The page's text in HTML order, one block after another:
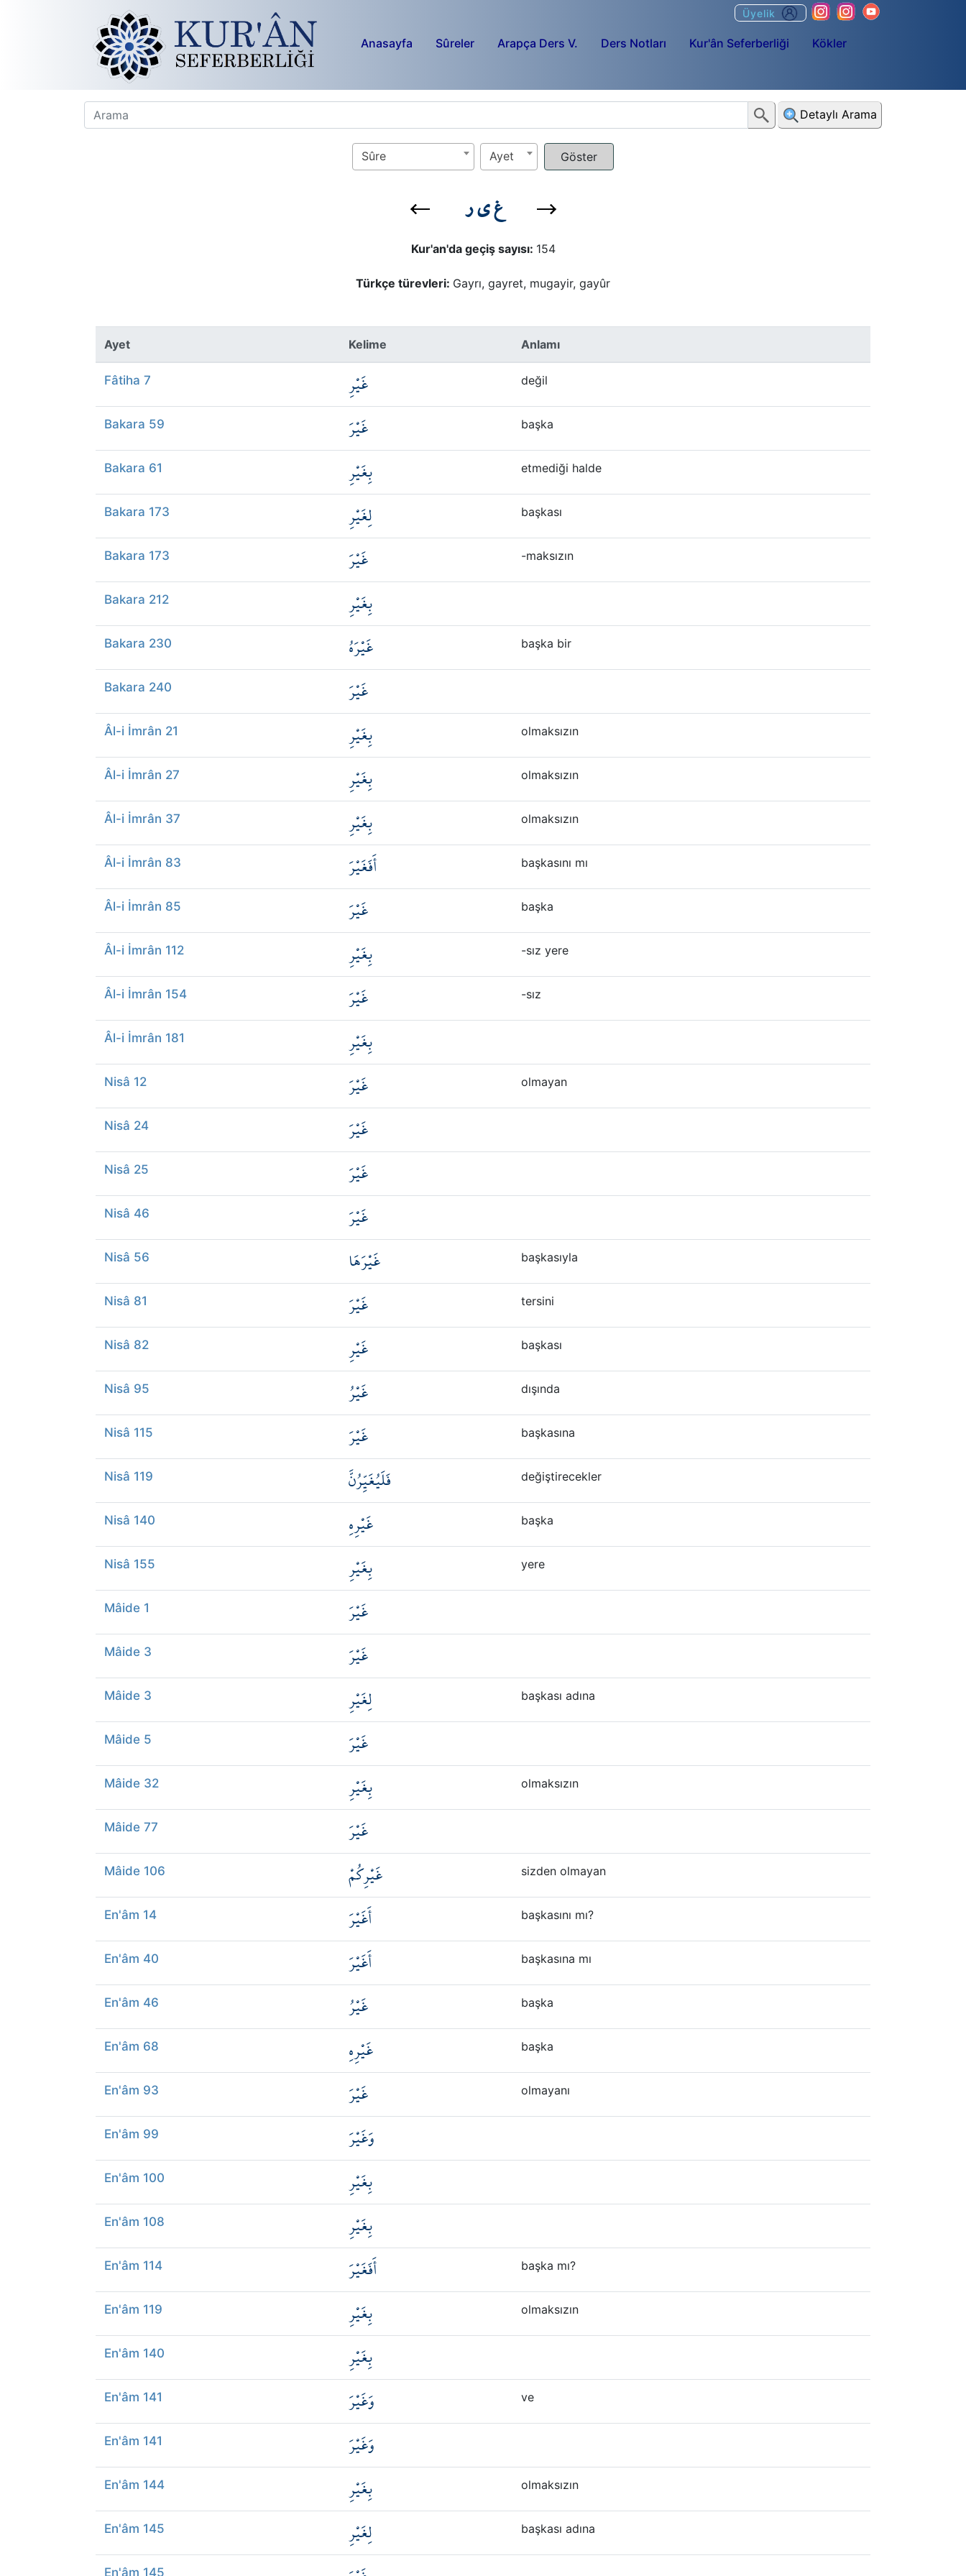
Anasayfa Sûreler Arapça Ders V. Ders Notları Kur'ân Seferberliği Kökler
Üyelik
Detaylı Arama
Sûre Ayet
غ ي ر
Kur'an'da geçiş sayısı: 154
Türkçe türevleri: Gayrı, gayret, mugayir, gayûr
Ayet Kelime Anlamı
Fâtiha 7 غَيْرِ değil
Bakara 59 غَيْرَ başka
Bakara 61 بِغَيْرِ etmediği halde
Bakara 173 لِغَيْرِ başkası
Bakara 173 غَيْرَ -maksızın
Bakara 212 بِغَيْرِ
Bakara 230 غَيْرَهُ başka bir
Bakara 240 غَيْرَ
Âl-i İmrân 21 بِغَيْرِ olmaksızın
Âl-i İmrân 27 بِغَيْرِ olmaksızın
Âl-i İmrân 37 بِغَيْرِ olmaksızın
Âl-i İmrân 83 أَفَغَيْرَ başkasını mı
Âl-i İmrân 85 غَيْرَ başka
Âl-i İmrân 112 بِغَيْرِ -sız yere
Âl-i İmrân 154 غَيْرَ -sız
Âl-i İmrân 181 بِغَيْرِ
Nisâ 12 غَيْرَ olmayan
Nisâ 24 غَيْرَ
Nisâ 25 غَيْرَ
Nisâ 46 غَيْرَ
Nisâ 56 غَيْرَهَا başkasıyla
Nisâ 81 غَيْرَ tersini
Nisâ 82 غَيْرِ başkası
Nisâ 95 غَيْرُ dışında
Nisâ 115 غَيْرَ başkasına
Nisâ 119 فَلَيُغَيِّرُنَّ değiştirecekler
Nisâ 140 غَيْرِهِ başka
Nisâ 155 بِغَيْرِ yere
Mâide 1 غَيْرَ
Mâide 3 غَيْرَ
Mâide 3 لِغَيْرِ başkası adına
Mâide 5 غَيْرَ
Mâide 32 بِغَيْرِ olmaksızın
Mâide 77 غَيْرَ
Mâide 106 غَيْرِكُمْ sizden olmayan
En'âm 14 أَغَيْرَ başkasını mı?
En'âm 40 أَغَيْرَ başkasına mı
En'âm 46 غَيْرُ başka
En'âm 68 غَيْرِهِ başka
En'âm 93 غَيْرَ olmayanı
En'âm 99 وَغَيْرَ
En'âm 100 بِغَيْرِ
En'âm 108 بِغَيْرِ
En'âm 114 أَفَغَيْرَ başka mı?
En'âm 119 بِغَيْرِ olmaksızın
En'âm 140 بِغَيْرِ
En'âm 141 وَغَيْرَ ve
En'âm 141 وَغَيْرَ
En'âm 144 بِغَيْرِ olmaksızın
En'âm 145 لِغَيْرِ başkası adına
En'âm 145